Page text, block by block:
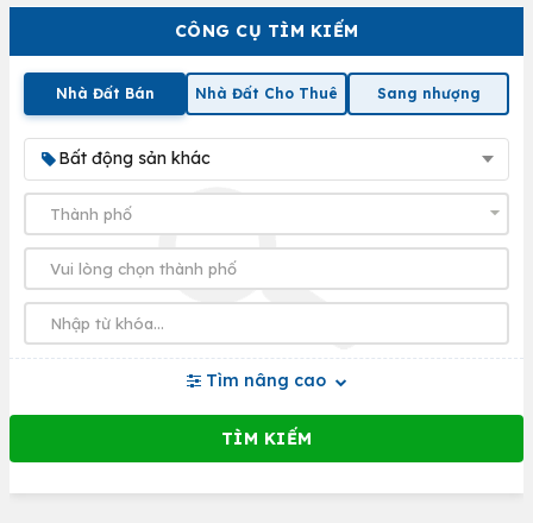
CÔNG CỤ TÌM KIẾM
Nhà Đất Bán Nhà Đất Cho Thuê Sang nhượng
Bất động sản khác
Tìm nâng cao